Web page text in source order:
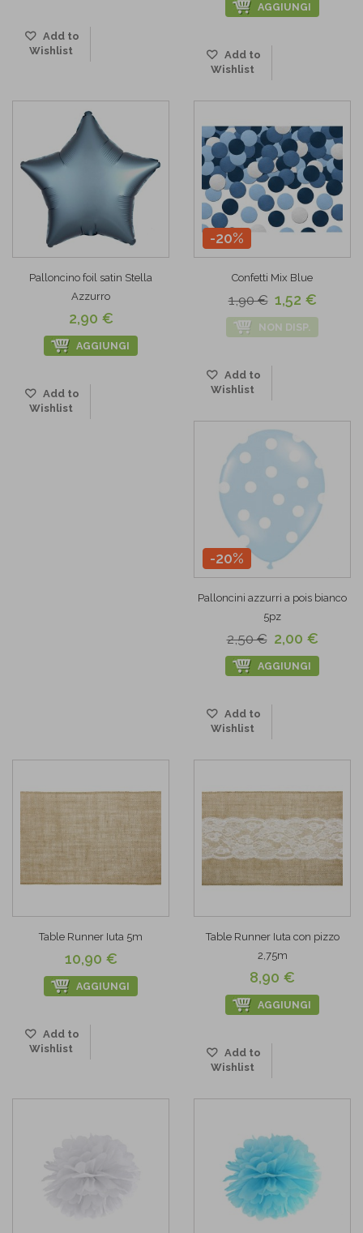
Add to
Wishlist
AGGIUNGI
Add to
Wishlist
Palloncino foil satin Stella
Azzurro
2,90 €
AGGIUNGI
Add to
Wishlist
-20%
Confetti Mix Blue
1,90 € 1,52 €
NON DISP.
Add to
Wishlist
-20%
Palloncini azzurri a pois bianco
5pz
2,50 € 2,00 €
AGGIUNGI
Add to
Wishlist
Table Runner Iuta 5m
10,90 €
AGGIUNGI
Add to
Wishlist
Table Runner Iuta con pizzo
2,75m
8,90 €
AGGIUNGI
Add to
Wishlist